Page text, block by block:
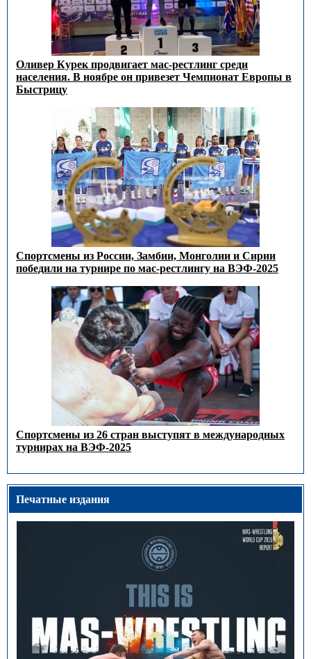
Оливер Курек продвигает мас-рестлинг среди
населения. В ноябре он привезет Чемпионат Европы в
Быстрицу
Спортсмены из России, Замбии, Монголии и Сирии
победили на турнире по мас-рестлингу на ВЭФ-2025
Спортсмены из 26 стран выступят в международных
турнирах на ВЭФ-2025
Печатные издания